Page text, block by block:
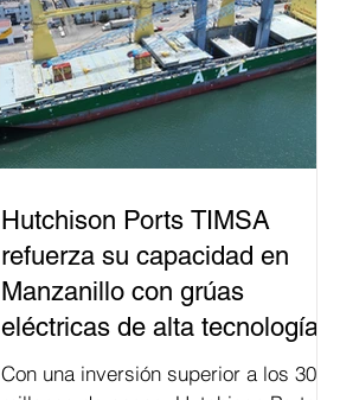
personas capacitadas no forma
Hutchison Ports TIMSA
refuerza su capacidad en
Manzanillo con grúas
eléctricas de alta tecnología
Con una inversión superior a los 300